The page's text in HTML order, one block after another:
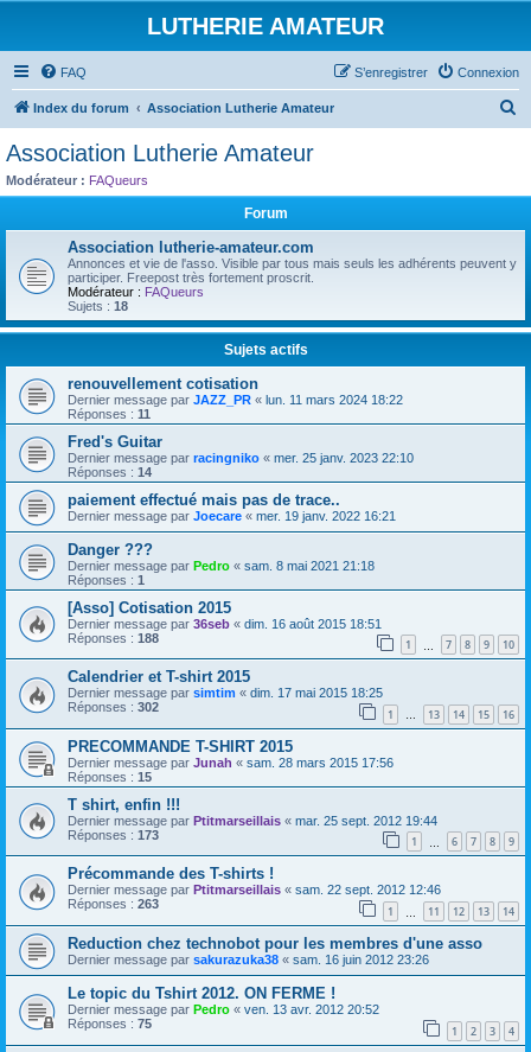
LUTHERIE AMATEUR
FAQ Connexion
S’enregistrer
Index du forum Association Lutherie Amateur
e
Association Lutherie Amateur
Modérateur : FAQueurs
Forum
Association lutherie-amateur.com
Annonces et vie de l'asso. Visible par tous mais seuls les adhérents peuvent y
participer. Freepost très fortement proscrit.
Modérateur : FAQueurs
Sujets : 18
Sujets actifs
renouvellement cotisation
Dernier message par JAZZ_PR « lun. 11 mars 2024 18:22
Réponses : 11
Fred's Guitar
Dernier message par racingniko « mer. 25 janv. 2023 22:10
Réponses : 14
paiement effectué mais pas de trace..
Dernier message par Joecare « mer. 19 janv. 2022 16:21
Danger ???
Dernier message par Pedro « sam. 8 mai 2021 21:18
Réponses : 1
[Asso] Cotisation 2015
Dernier message par 36seb « dim. 16 août 2015 18:51
Réponses : 188 1 7 8 9 10
Calendrier et T-shirt 2015
Dernier message par simtim « dim. 17 mai 2015 18:25
Réponses : 302 1 … 13 14 15 16
PRECOMMANDE T-SHIRT 2015
Dernier message par Junah « sam. 28 mars 2015 17:56
Réponses : 15
T shirt, enfin !!!
Dernier message par Ptitmarseillais « mar. 25 sept. 2012 19:44
Réponses : 173 1 6 7 8 9
Précommande des T-shirts !
Dernier message par Ptitmarseillais « sam. 22 sept. 2012 12:46
Réponses : 263 1 11 12 13 14
Reduction chez technobot pour les membres d'une asso
Dernier message par sakurazuka38 « sam. 16 juin 2012 23:26
Le topic du Tshirt 2012. ON FERME !
Dernier message par Pedro « ven. 13 avr. 2012 20:52
Réponses : 75 1 2 3 4